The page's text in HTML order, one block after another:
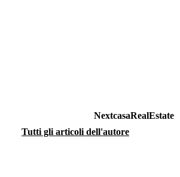
NextcasaRealEstate
Tutti gli articoli dell'autore